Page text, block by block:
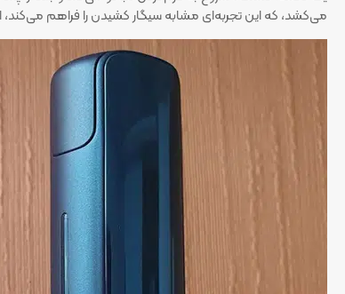
می‌کشد، که این تجربه‌ای مشابه سیگار کشیدن را فراهم می‌کند،